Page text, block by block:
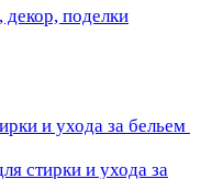
декор, поделки
и ухода за бельем
стирки и ухода за